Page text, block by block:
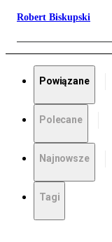
Robert Biskupski
Powiązane
Polecane
Najnowsze
Tagi